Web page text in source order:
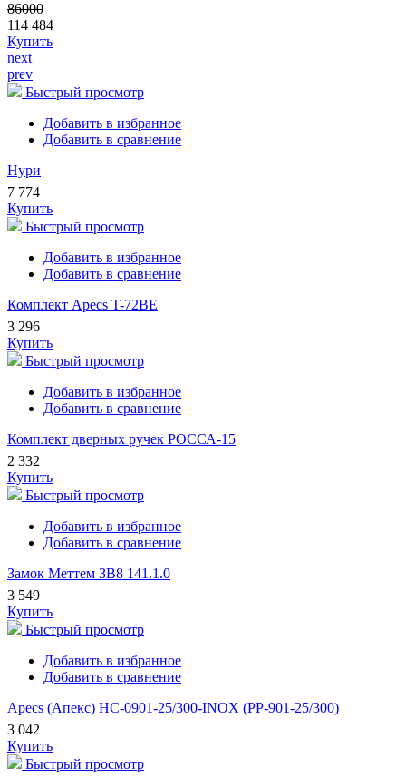
86000
114 484
Купить
next
prev
Быстрый просмотр
Добавить в избранное
Добавить в сравнение
Нури
7 774
Купить
Быстрый просмотр
Добавить в избранное
Добавить в сравнение
Комплект Apecs T-72BE
3 296
Купить
Быстрый просмотр
Добавить в избранное
Добавить в сравнение
Комплект дверных ручек РОССА-15
2 332
Купить
Быстрый просмотр
Добавить в избранное
Добавить в сравнение
Замок Меттем ЗВ8 141.1.0
3 549
Купить
Быстрый просмотр
Добавить в избранное
Добавить в сравнение
Apecs (Апекс) HC-0901-25/300-INOX (PP-901-25/300)
3 042
Купить
Быстрый просмотр